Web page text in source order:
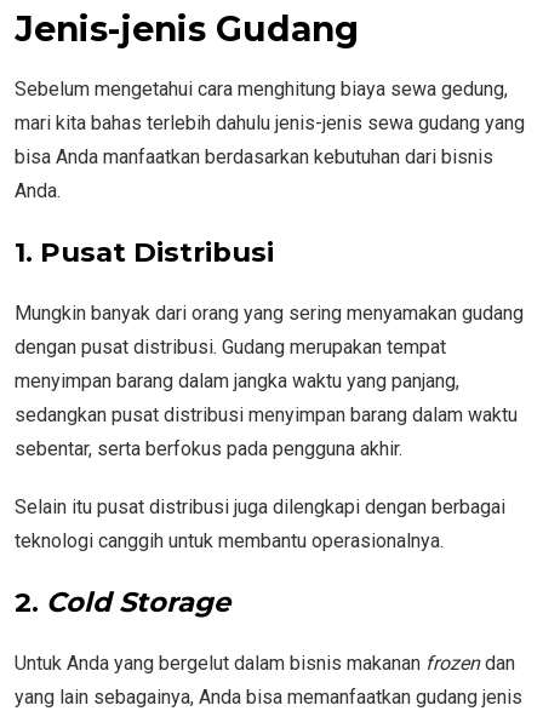
Jenis-jenis Gudang
Sebelum mengetahui cara menghitung biaya sewa gedung,
mari kita bahas terlebih dahulu jenis-jenis sewa gudang yang
bisa Anda manfaatkan berdasarkan kebutuhan dari bisnis
Anda.
1. Pusat Distribusi
Mungkin banyak dari orang yang sering menyamakan gudang
dengan pusat distribusi. Gudang merupakan tempat
menyimpan barang dalam jangka waktu yang panjang,
sedangkan pusat distribusi menyimpan barang dalam waktu
sebentar, serta berfokus pada pengguna akhir.
Selain itu pusat distribusi juga dilengkapi dengan berbagai
teknologi canggih untuk membantu operasionalnya.
2. Cold Storage
Untuk Anda yang bergelut dalam bisnis makanan frozendan
yang lain sebagainya, Anda bisa memanfaatkan gudang jenis